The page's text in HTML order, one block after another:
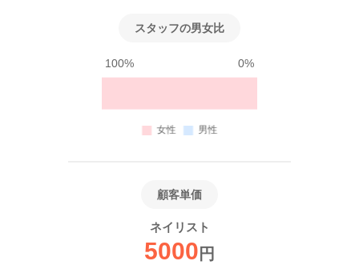
スタッフの男女比
100% 0%
顧客単価
ネイリスト
5000 円